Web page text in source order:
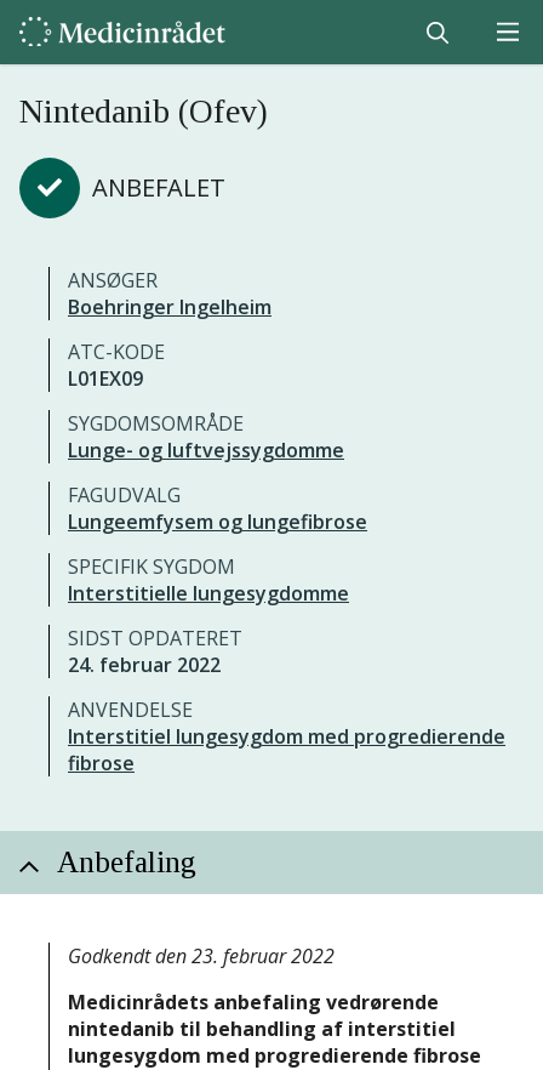
Nintedanib (Ofev)
ANBEFALET
ANSØGER
Boehringer Ingelheim
ATC-KODE
L01EX09
SYGDOMSOMRÅDE
Lunge- og luftvejssygdomme
FAGUDVALG
Lungeemfysem og lungefibrose
SPECIFIK SYGDOM
Interstitielle lungesygdomme
SIDST OPDATERET
24. februar 2022
ANVENDELSE
Interstitiel lungesygdom med progredierende
fibrose
Anbefaling
Godkendt den 23. februar 2022
Medicinrådets anbefaling vedrørende
nintedanib til behandling af interstitiel
lungesygdom med progredierende fibrose